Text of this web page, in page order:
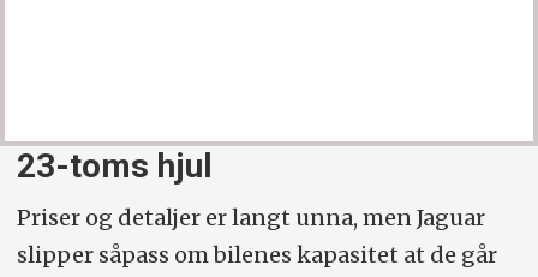
23-toms hjul
Priser og detaljer er langt unna, men Jaguar
slipper såpass om bilenes kapasitet at de går